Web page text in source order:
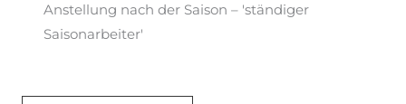
Anstellung nach der Saison – 'ständiger
Saisonarbeiter'